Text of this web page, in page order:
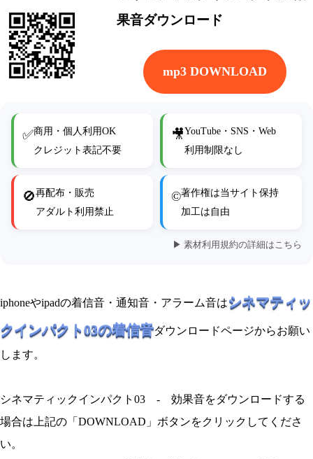
果音ダウンロード
mp3 DOWNLOAD
✅商用・個人利用OK
クレジット表記不要
🎥YouTube・SNS・Web
利用制限なし
🚫再配布・販売
アダルト利用禁止
©著作権は当サイト保持
加工は自由
▶ 素材利用規約の詳細はこちら
iphoneやipadの着信音・通知音・アラーム音はシネマティッ
クインパクト03の着信音ダウンロードページからお願い
します。
シネマティックインパクト03 - 効果音をダウンロードする
場合は上記の「DOWNLOAD」ボタンをクリックしてくださ
い。